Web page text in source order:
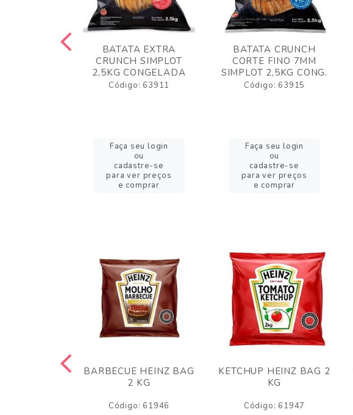
BATATA EXTRA
CRUNCH SIMPLOT
2,5KG CONGELADA
Código: 63911
Faça seu login
ou
cadastre-se
para ver preços
e comprar
BATATA CRUNCH
CORTE FINO 7MM
SIMPLOT 2,5KG CONG.
Código: 63915
Faça seu login
ou
cadastre-se
para ver preços
e comprar
BARBECUE HEINZ BAG
2 KG
Código: 61946
KETCHUP HEINZ BAG 2
KG
Código: 61947